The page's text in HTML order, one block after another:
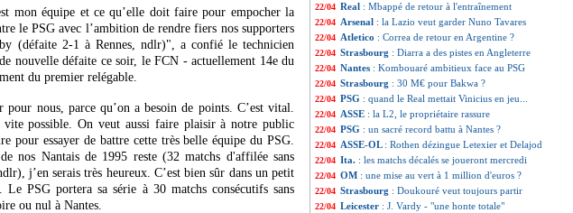
mon équipe et ce qu’elle doit faire pour empocher la
le PSG avec l’ambition de rendre fiers nos supporters
(défaite 2-1 à Rennes, ndlr)", a confié le technicien
nouvelle défaite ce soir, le FCN - actuellement 14e du
du premier relégable.
nous, parce qu’on a besoin de points. C’est vital.
possible. On veut aussi faire plaisir à notre public
pour essayer de battre cette très belle équipe du PSG.
nos Nantais de 1995 reste (32 matchs d'affilée sans
j’en serais très heureux. C’est bien sûr dans un petit
PSG portera sa série à 30 matchs consécutifs sans
ou nul à Nantes.
22/04 Real : Mbappé de retour à l'entraînement
22/04 Arsenal : la Lazio veut garder Nuno Tavares
22/04 Atletico : Correa de retour en Argentine ?
22/04 Strasbourg : Diarra a des pistes en Angleterre
22/04 Nantes : Kombouaré ambitieux face au PSG
22/04 Strasbourg : 30 M€ pour Bakwa ?
22/04 PSG : quand le Real mettait Vinicius en jeu...
22/04 ASSE : la L2, le propriétaire rassure
22/04 PSG : un sacré record battu à Nantes ?
22/04 ASSE-OL : Rothen dézingue Letexier et Delajod
22/04 Ita. : les matchs décalés se joueront mercredi
22/04 OM : une mise au vert à 1 million d'euros ?
22/04 Strasbourg : Doukouré veut toujours partir
22/04 Leicester : J. Vardy - "une honte totale"